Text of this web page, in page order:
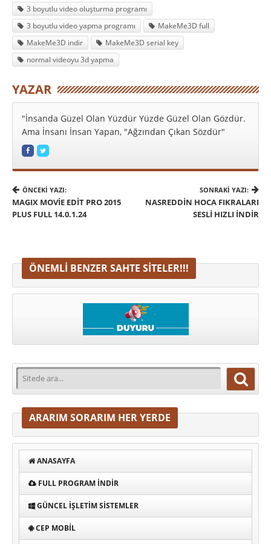
3 boyutlu video oluşturma programı
3 boyutlu video yapma programı
MakeMe3D full
MakeMe3D indir
MakeMe3D serial key
normal videoyu 3d yapma
YAZAR
"İnsanda Güzel Olan Yüzdür Yüzde Güzel Olan Gözdür.
Ama İnsanı İnsan Yapan, "Ağzından Çıkan Sözdür"
ÖNCEKI YAZI:
MAGIX MOVIE EDIT PRO 2015
PLUS FULL 14.0.1.24
SONRAKI YAZI:
NASREDDIN HOCA FIKRALARI
SESLI HIZLI INDIR
ÖNEMLI BENZER SAHTE SITELER!!!
ARARIM SORARIM HER YERDE
ANASAYFA
FULL PROGRAM INDIR
GÜNCEL İŞLETIM SISTEMLER
CEP MOBIL